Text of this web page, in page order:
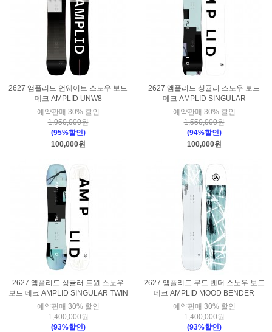
2627 앰플리드 언웨이트 스노우 보드
데크 AMPLID UNW8
예약판매 30% 할인
1,950,000원
(95%할인)
100,000원
2627 앰플리드 싱귤러 스노우 보드
데크 AMPLID SINGULAR
예약판매 30% 할인
1,550,000원
(94%할인)
100,000원
2627 앰플리드 싱귤러 트윈 스노우
보드 데크 AMPLID SINGULAR TWIN
예약판매 30% 할인
1,400,000원
(93%할인)
2627 앰플리드 무드 벤더 스노우 보드
데크 AMPLID MOOD BENDER
예약판매 30% 할인
1,400,000원
(93%할인)